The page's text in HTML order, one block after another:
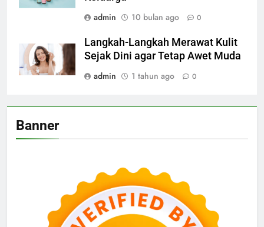
admin
10 bulan ago 0
Langkah-Langkah Merawat Kulit
Sejak Dini agar Tetap Awet Muda
admin
1 tahun ago 0
Banner